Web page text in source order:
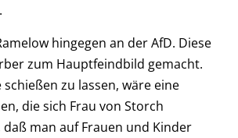
hingegen an der AfD. Diese
zum Hauptfeindbild gemacht.
schießen zu lassen, wäre eine
die sich Frau von Storch
man auf Frauen und Kinder